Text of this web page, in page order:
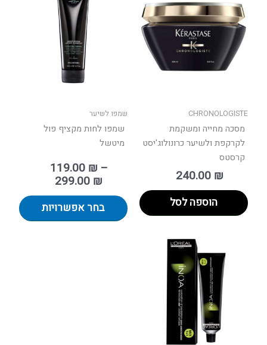
CHRONOLOGISTE
מסכה מחייה ומשקמת
לקרקפת ולשיער כרונולוג'יסט
קרסטס
240.00 ₪
הוספה לסל
שמפו לשיער
שמפו לחות מקציף פול
מיטשל
119.00 ₪ –
299.00 ₪
⁦299.00 ₪⁩
בחר אפשרויות